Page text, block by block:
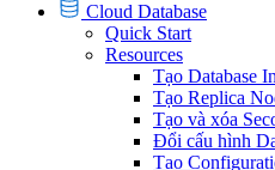
Cloud Database
Quick Start
Resources
Tạo Database
Tạo Replica
Tạo và xóa
Đổi cấu hình
Tạo